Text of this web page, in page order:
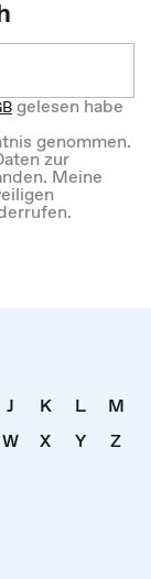
gelesen habe
genommen.
zur
Meine
J K L
M
W X Y
Z